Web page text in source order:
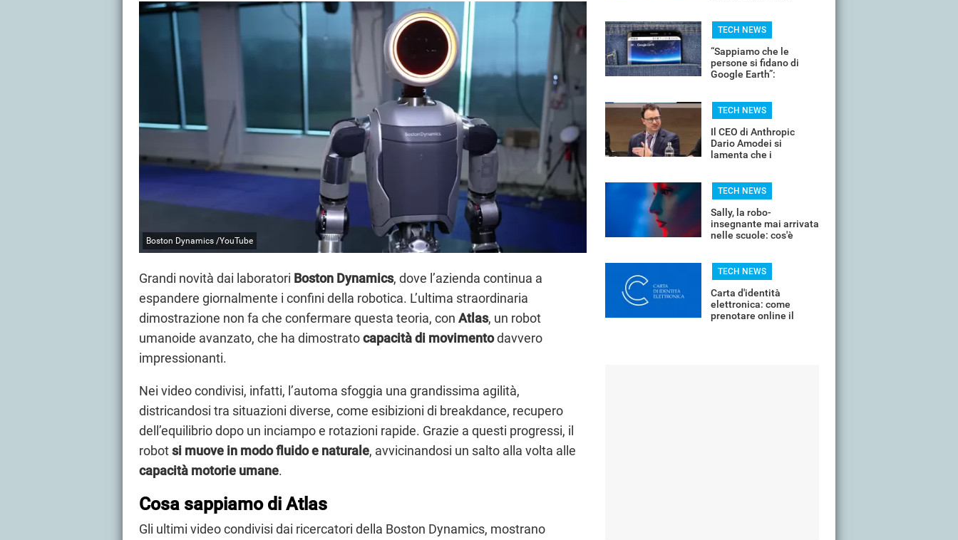
Boston Dynamics /YouTube
Grandi novità dai laboratori Boston Dynamics, dove l’azienda continua a
espandere giornalmente i confini della robotica. L’ultima straordinaria
dimostrazione non fa che confermare questa teoria, con Atlas, un robot
umanoide avanzato, che ha dimostratocapacità di movimentodavvero
impressionanti.
Nei video condivisi, infatti, l’automa sfoggia una grandissima agilità,
districandosi tra situazioni diverse, come esibizioni di breakdance, recupero
dell’equilibrio dopo un inciampo e rotazioni rapide. Grazie a questi progressi, il
robotsi muove in modo fluido e naturale, avvicinandosi un salto alla volta alle
capacità motorie umane.
Cosa sappiamo di Atlas
Gli ultimi video condivisi dai ricercatori della Boston Dynamics, mostrano
TECH NEWS
“Sappiamo che le
persone si fidano di
Google Earth”:
ore
TECH NEWS
Il CEO di Anthropic
Dario Amodei si
lamenta che i
TECH NEWS
Sally, la robo-
insegnante mai arrivata
nelle scuole: cos'è
TECH NEWS
Carta d'identità
elettronica: come
prenotare online il